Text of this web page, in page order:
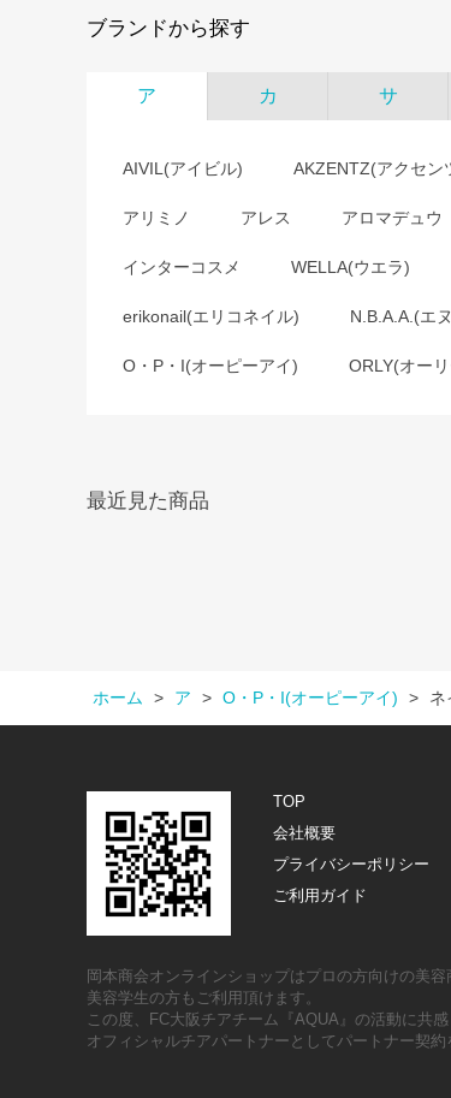
ブランドから探す
ア カ サ
AIVIL(アイビル) AKZENTZ(アクセン
アリミノ アレス アロマデュウ
インターコスメ WELLA(ウエラ)
erikonail(エリコネイル) N.B.A.A.(エ
O・P・I(オーピーアイ) ORLY(オー
最近見た商品
ホーム > ア > O・P・I(オーピーアイ) > ネ
TOP
会社概要
プライバシーポリシー
ご利用ガイド
岡本商会オンラインショップはプロの方向けの美容
美容学生の方もご利用頂けます。
この度、FC大阪チアチーム『AQUA』の活動に共感
オフィシャルチアパートナーとしてパートナー契約